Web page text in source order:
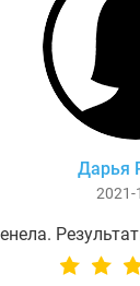
Дарья
2021-